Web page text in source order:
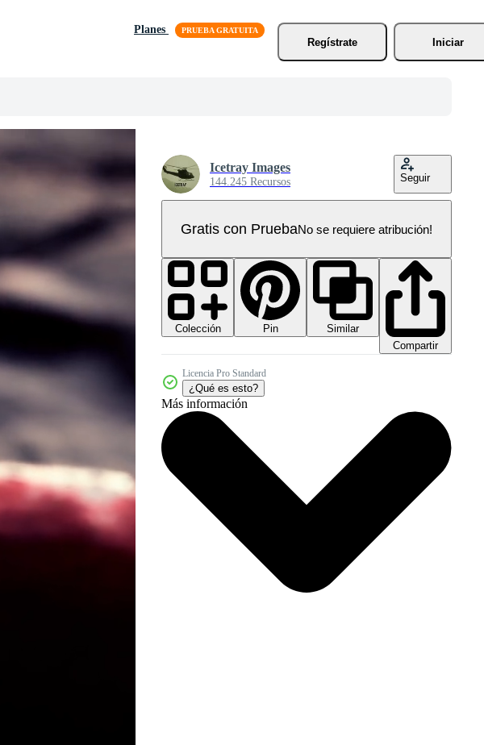
Planes
Regístrate
Iniciar
Icetray Images
144.245 Recursos Seguir
Gratis con PruebaNo se requiere atribución!
Colección Pin
Similar
Compartir
Licencia Pro Standard
¿Qué es esto?
Más información